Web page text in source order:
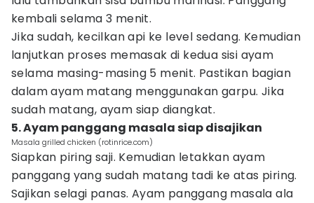
kembali selama 3 menit.
Jika sudah, kecilkan api ke level sedang. Kemudian
lanjutkan proses memasak di kedua sisi ayam
selama masing-masing 5 menit. Pastikan bagian
dalam ayam matang menggunakan garpu. Jika
sudah matang, ayam siap diangkat.
5. Ayam panggang masala siap disajikan
Masala grilled chicken (rotinrice.com)
Siapkan piring saji. Kemudian letakkan ayam
panggang yang sudah matang tadi ke atas piring.
Sajikan selagi panas. Ayam panggang masala ala